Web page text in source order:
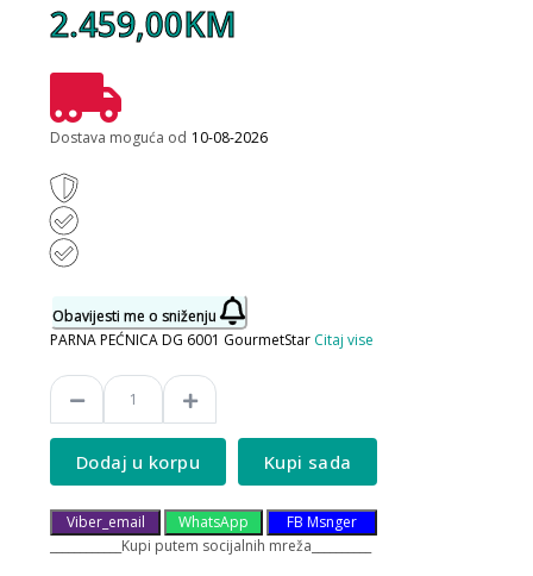
2.459,00KM
Dostava moguća od 10-08-2026
Obavijesti me o sniženju
PARNA PEĆNICA DG 6001 GourmetStar Citaj vise
Dodaj u korpu Kupi sada
Viber_email WhatsApp
FB Msnger
____________Kupi putem socijalnih mreža__________